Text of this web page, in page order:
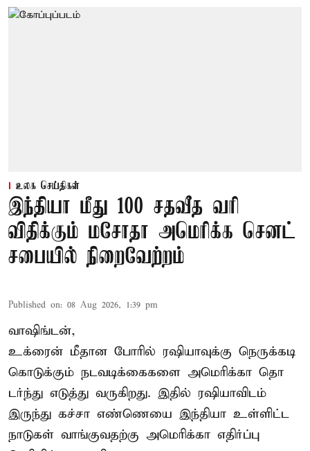
உலக செய்திகள்
இந்தியா மீது 100 சதவீத வரி
விதிக்கும் மசோதா அமெரிக்க செனட்
சபையில் நிறைவேற்றம்
Published on: 08 Aug 2026, 1:39 pm
வாஷிங்டன்,
உக்ரைன் மீதான போரில் ரஷியாவுக்கு நெருக்கடி
கொடுக்கும் நடவடிக்கைகளை அமெரிக்கா தொ
டர்ந்து எடுத்து வருகிறது. இதில் ரஷியாவிடம்
இருந்து கச்சா எண்ணெயை இந்தியா உள்ளிட்ட
நாடுகள் வாங்குவதற்கு அமெரிக்கா எதிர்ப்பு